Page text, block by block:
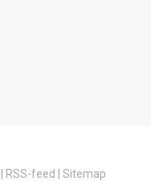
RSS-feed Sitemap